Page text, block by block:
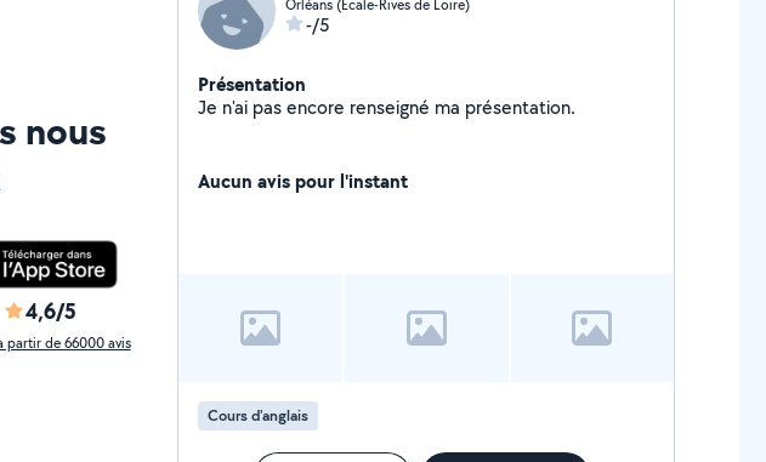
nous
4,6/5
partir de 66000 avis
Orléans (Ecale-Rives de Loire)
-/5
Présentation
Je n'ai pas encore renseigné ma présentation.
Aucun avis pour l'instant
Cours d'anglais